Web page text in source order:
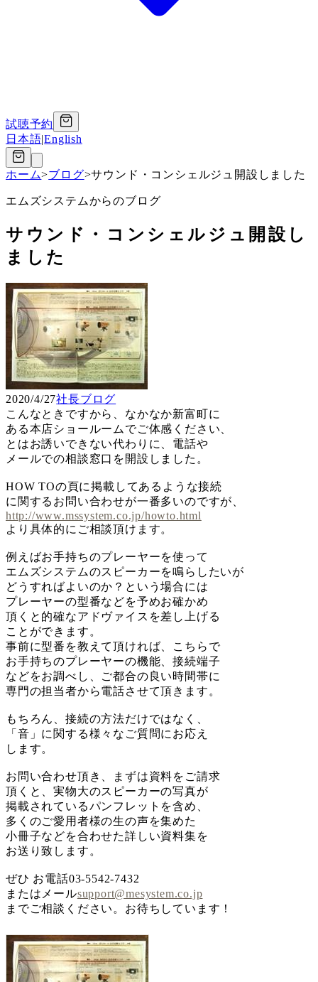
試聴予約
日本語|English
ホーム>ブログ>サウンド・コンシェルジュ開設しました
エムズシステムからのブログ
サウンド・コンシェルジュ開設し
ました
2020/4/27社長ブログ
こんなときですから、なかなか新富町に
ある本店ショールームでご体感ください、
とはお誘いできない代わりに、電話や
メールでの相談窓口を開設しました。
HOW TOの頁に掲載してあるような接続
に関するお問い合わせが一番多いのですが、
http://www.mssystem.co.jp/howto.html
より具体的にご相談頂けます。
例えばお手持ちのプレーヤーを使って
エムズシステムのスピーカーを鳴らしたいが
どうすればよいのか？という場合には
プレーヤーの型番などを予めお確かめ
頂くと的確なアドヴァイスを差し上げる
ことができます。
事前に型番を教えて頂ければ、こちらで
お手持ちのプレーヤーの機能、接続端子
などをお調べし、ご都合の良い時間帯に
専門の担当者から電話させて頂きます。
もちろん、接続の方法だけではなく、
「音」に関する様々なご質問にお応え
します。
お問い合わせ頂き、まずは資料をご請求
頂くと、実物大のスピーカーの写真が
掲載されているパンフレットを含め、
多くのご愛用者様の生の声を集めた
小冊子などを合わせた詳しい資料集を
お送り致します。
ぜひ お電話03-5542-7432
またはメールsupport@mesystem.co.jp
までご相談ください。お待ちしています！